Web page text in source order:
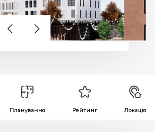
Планування Рейтинг Локація